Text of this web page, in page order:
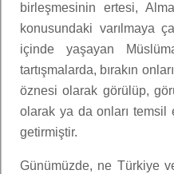
birleşmesinin ertesi,
konusundaki varılmaya
içinde yaşayan
tartışmalarda, bırakın
öznesi olarak görülüp,
olarak ya da onları temsil
getirmiştir.
Günümüzde, ne Türkiye